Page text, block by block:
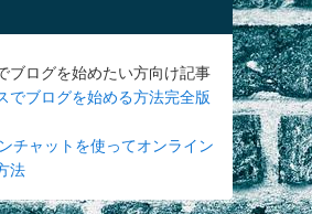
ログを始めたい方向け記事
でブログを始める方法完全版
チャットを使ってオンライン
法